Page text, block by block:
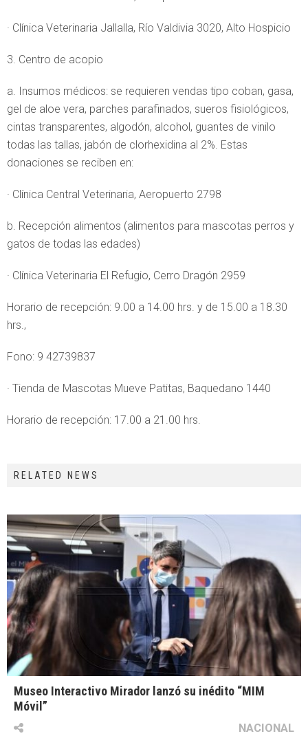
· Clínica Veterinaria Jallalla, Río Valdivia 3020, Alto Hospicio
3. Centro de acopio
a. Insumos médicos: se requieren vendas tipo coban, gasa,
gel de aloe vera, parches parafinados, sueros fisiológicos,
cintas transparentes, algodón, alcohol, guantes de vinilo
todas las tallas, jabón de clorhexidina al 2%. Estas
donaciones se reciben en:
· Clínica Central Veterinaria, Aeropuerto 2798
b. Recepción alimentos (alimentos para mascotas perros y
gatos de todas las edades)
· Clínica Veterinaria El Refugio, Cerro Dragón 2959
Horario de recepción: 9.00 a 14.00 hrs. y de 15.00 a 18.30
hrs.,
Fono: 9 42739837
· Tienda de Mascotas Mueve Patitas, Baquedano 1440
Horario de recepción: 17.00 a 21.00 hrs.
RELATED NEWS
Museo Interactivo Mirador lanzó su inédito “MIM
Móvil”
NACIONAL